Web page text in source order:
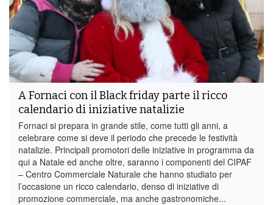
A Fornaci con il Black friday parte il ricco
calendario di iniziative natalizie
Fornaci si prepara in grande stile, come tutti gli anni, a
celebrare come si deve il periodo che precede le festività
natalizie. Principali promotori delle iniziative in programma da
qui a Natale ed anche oltre, saranno i componenti del CIPAF
– Centro Commerciale Naturale che hanno studiato per
l’occasione un ricco calendario, denso di iniziative di
promozione commerciale, ma anche gastronomiche...